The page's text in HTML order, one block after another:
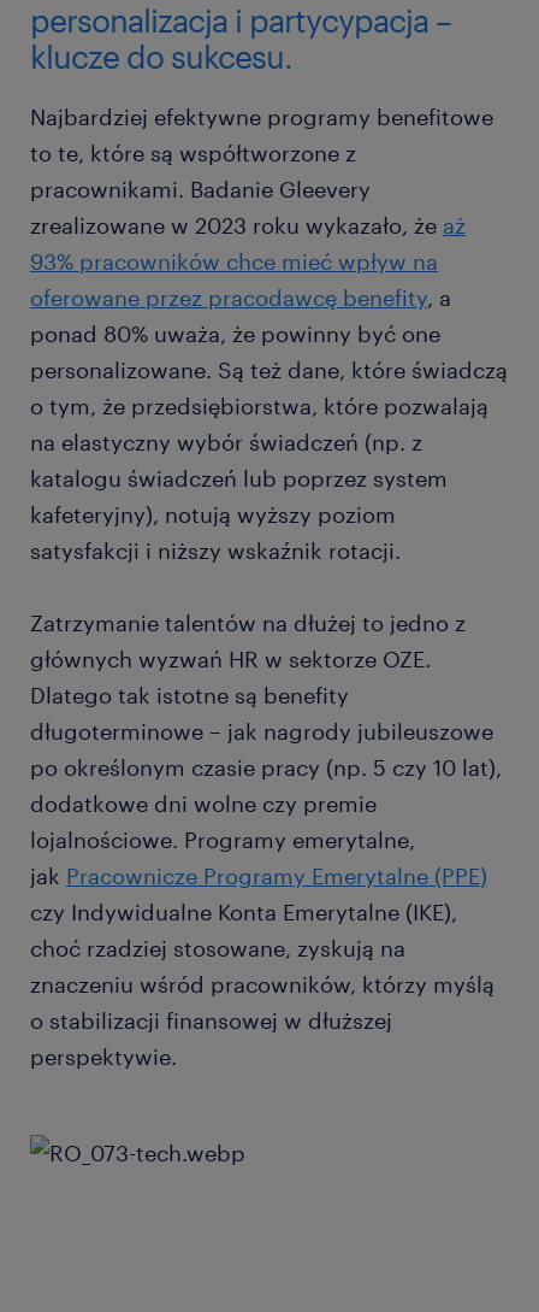
personalizacja i partycypacja –
klucze do sukcesu.
Najbardziej efektywne programy benefitowe
to te, które są współtworzone z
pracownikami. Badanie Gleevery
zrealizowane w 2023 roku wykazało, że aż
93% pracowników chce mieć wpływ na
oferowane przez pracodawcę benefity, a
ponad 80% uważa, że powinny być one
personalizowane. Są też dane, które świadczą
o tym, że przedsiębiorstwa, które pozwalają
na elastyczny wybór świadczeń (np. z
katalogu świadczeń lub poprzez system
kafeteryjny), notują wyższy poziom
satysfakcji i niższy wskaźnik rotacji.
Zatrzymanie talentów na dłużej to jedno z
głównych wyzwań HR w sektorze OZE.
Dlatego tak istotne są benefity
długoterminowe – jak nagrody jubileuszowe
po określonym czasie pracy (np. 5 czy 10 lat),
dodatkowe dni wolne czy premie
lojalnościowe. Programy emerytalne,
jak Pracownicze Programy Emerytalne (PPE)
czy Indywidualne Konta Emerytalne (IKE),
choć rzadziej stosowane, zyskują na
znaczeniu wśród pracowników, którzy myślą
o stabilizacji finansowej w dłuższej
perspektywie.